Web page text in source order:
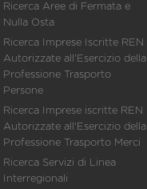
Ricerca Aree di Fermata e
Nulla Osta
Ricerca Imprese Iscritte REN
Autorizzate all'Esercizio della
Professione Trasporto
Persone
Ricerca Imprese iscritte REN
Autorizzate all'Esercizio della
Professione Trasporto Merci
Ricerca Servizi di Linea
Interregionali